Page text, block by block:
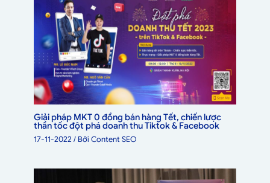
Giải pháp MKT 0 đồng bán hàng Tết, chiến lược
thần tốc đột phá doanh thu Tiktok & Facebook
17-11-2022/ BởiContent SEO